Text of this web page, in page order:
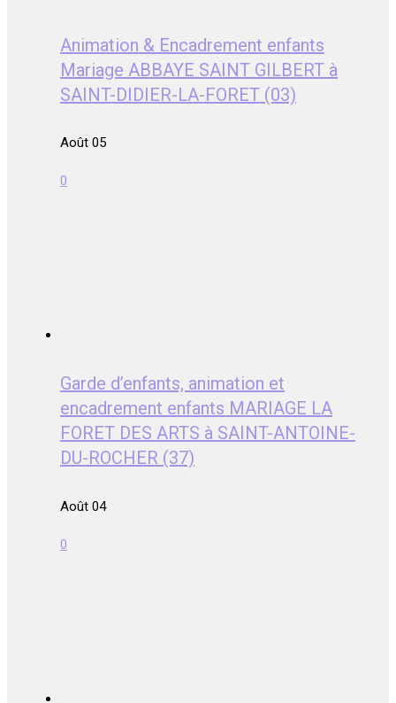
Animation & Encadrement enfants
Mariage ABBAYE SAINT GILBERT à
SAINT-DIDIER-LA-FORET (03)
Août 05
0
Garde d’enfants, animation et
encadrement enfants MARIAGE LA
FORET DES ARTS à SAINT-ANTOINE-
DU-ROCHER (37)
Août 04
0